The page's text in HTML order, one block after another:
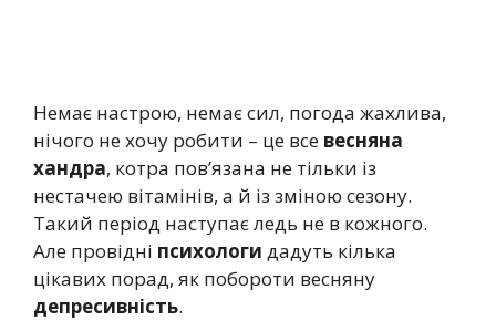
Немає настрою, немає сил, погода жахлива,
нічого не хочу робити – це все весняна
хандра, котра пов’язана не тільки із
нестачею вітамінів, а й із зміною сезону.
Такий період наступає ледь не в кожного.
Але провідні психологи дадуть кілька
цікавих порад, як побороти весняну
депресивність.